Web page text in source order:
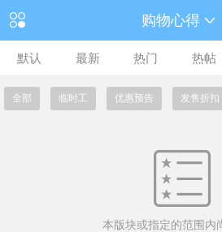
购物心得
默认 最新 热门 热帖
全部 临时工 优惠预告 发售折扣
本版块或指定的范围内